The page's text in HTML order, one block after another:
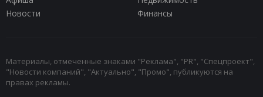
Новости
Финансы
Материалы, отмеченные знаками "Реклама", "PR", "Спецпроект",
"Новости компаний", "Актуально", "Промо", публикуются на
правах рекламы.